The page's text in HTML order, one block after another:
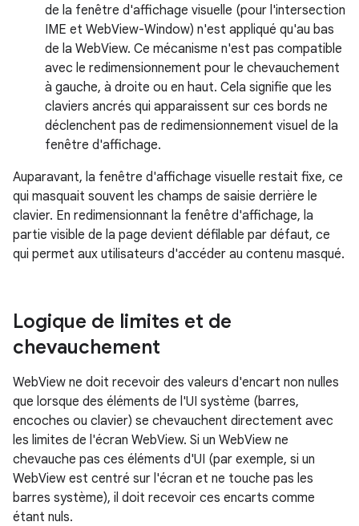
de la fenêtre d'affichage visuelle (pour l'intersection
IME et WebView-Window) n'est appliqué qu'au bas
de la WebView. Ce mécanisme n'est pas compatible
avec le redimensionnement pour le chevauchement
à gauche, à droite ou en haut. Cela signifie que les
claviers ancrés qui apparaissent sur ces bords ne
déclenchent pas de redimensionnement visuel de la
fenêtre d'affichage.
Auparavant, la fenêtre d'affichage visuelle restait fixe, ce
qui masquait souvent les champs de saisie derrière le
clavier. En redimensionnant la fenêtre d'affichage, la
partie visible de la page devient défilable par défaut, ce
qui permet aux utilisateurs d'accéder au contenu masqué.
Logique de limites et de
chevauchement
WebView ne doit recevoir des valeurs d'encart non nulles
que lorsque des éléments de l'UI système (barres,
encoches ou clavier) se chevauchent directement avec
les limites de l'écran WebView. Si un WebView ne
chevauche pas ces éléments d'UI (par exemple, si un
WebView est centré sur l'écran et ne touche pas les
barres système), il doit recevoir ces encarts comme
étant nuls.